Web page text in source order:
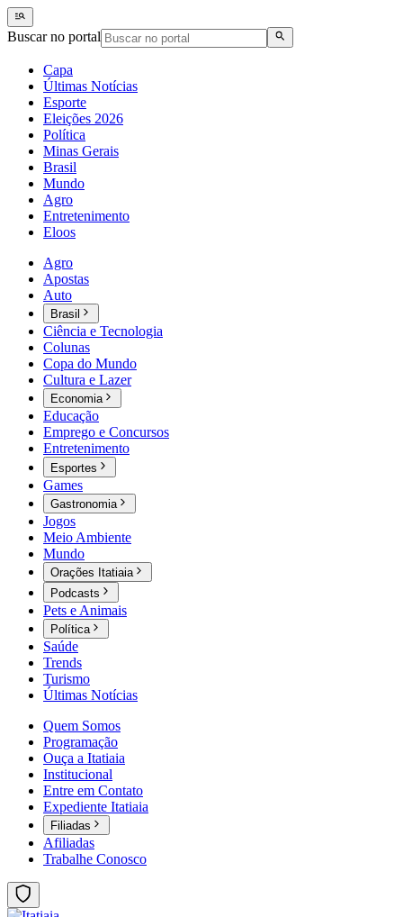
Buscar no portal
Capa
Últimas Notícias
Esporte
Eleições 2026
Política
Minas Gerais
Brasil
Mundo
Agro
Entretenimento
Eloos
Agro
Apostas
Auto
Brasil
Ciência e Tecnologia
Colunas
Copa do Mundo
Cultura e Lazer
Economia
Educação
Emprego e Concursos
Entretenimento
Esportes
Games
Gastronomia
Jogos
Meio Ambiente
Mundo
Orações Itatiaia
Podcasts
Pets e Animais
Política
Saúde
Trends
Turismo
Últimas Notícias
Quem Somos
Programação
Ouça a Itatiaia
Institucional
Entre em Contato
Expediente Itatiaia
Filiadas
Afiliadas
Trabalhe Conosco